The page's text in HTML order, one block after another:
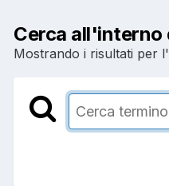
Cerca
Mostrando i risultati per